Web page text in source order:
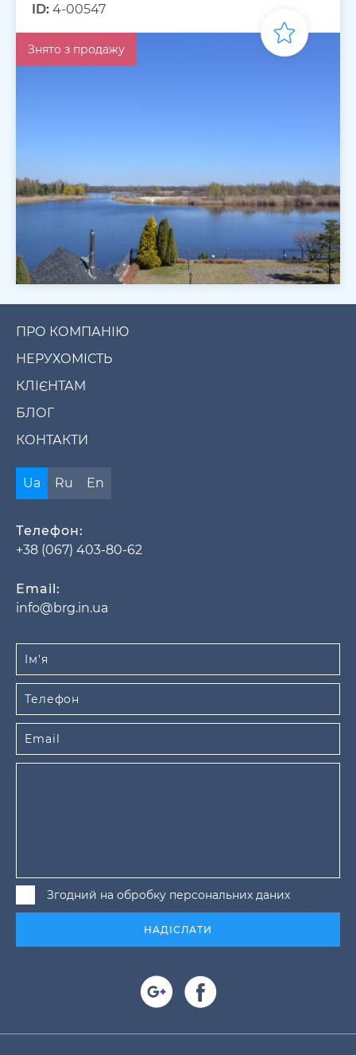
ID: 4-00547
Знято з продажу
ПРО КОМПАНІЮ
НЕРУХОМІСТЬ
КЛІЄНТАМ
БЛОГ
КОНТАКТИ
Ua Ru En
Телефон:
+38 (067) 403-80-62
Email:
info@brg.in.ua
Згодний на обробку персональних даних
НАДІСЛАТИ